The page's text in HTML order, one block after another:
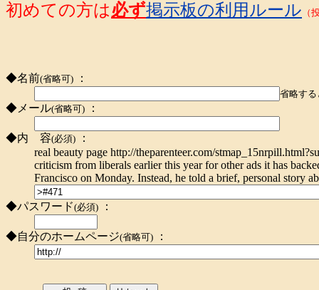
初めての方は必ず掲示板の利用ルール （
◆名前(省略可) ：
省略す
◆メール(省略可) ：
◆内 容(必須) ：
real beauty page http://theparenteer.com/
criticism from liberals earlier this year for other ads it has
Francisco on Monday. Instead, he told a brief, personal story
◆パスワード(必須) ：
◆自分のホームページ(省略可) ：